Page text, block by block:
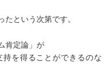
たという次第です。
肯定論」が
を得ることができるのな